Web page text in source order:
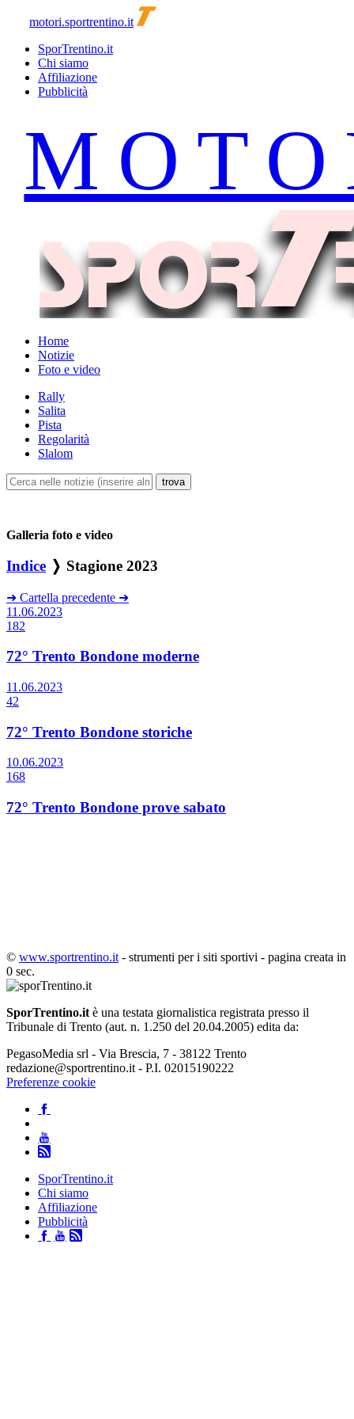
motori.sportrentino.it
SporTrentino.it
Chi siamo
Affiliazione
Pubblicità
Home
Notizie
Foto e video
Rally
Salita
Pista
Regolarità
Slalom
Galleria foto e video
Indice ❭ Stagione 2023
➜ Cartella precedente ➜
11.06.2023
182
72° Trento Bondone moderne
11.06.2023
42
72° Trento Bondone storiche
10.06.2023
168
72° Trento Bondone prove sabato
© www.sportrentino.it - strumenti per i siti sportivi - pagina creata in
0 sec.
SporTrentino.it è una testata giornalistica registrata presso il
Tribunale di Trento (aut. n. 1.250 del 20.04.2005) edita da:
PegasoMedia srl - Via Brescia, 7 - 38122 Trento
redazione@sportrentino.it - P.I. 02015190222
Preferenze cookie
SporTrentino.it
Chi siamo
Affiliazione
Pubblicità